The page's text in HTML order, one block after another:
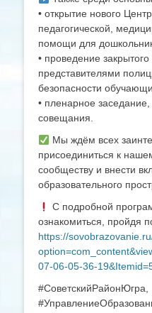
• открытие нового
педагогической,
помощи для
• проведение
представителями
безопасности
• пленарное
совещания.
Мы ждём всех
присоединиться к
сообществу и внести
образовательного
С подробной
ознакомиться, пройдя
https://
07-06-05-36-
#СоветскийРайонЮгра,